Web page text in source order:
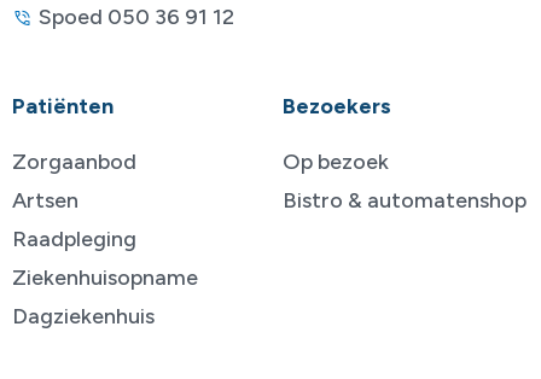
Spoed 050 36 91 12
Patiënten
Zorgaanbod
Artsen
Raadpleging
Ziekenhuisopname
Dagziekenhuis
Bezoekers
Op bezoek
Bistro & automatenshop